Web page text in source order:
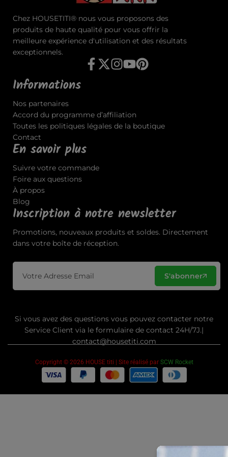
Chez HOUSETITI® nous vous proposons des
produits de haute qualité pour vous offrir la
meilleure expérience d'utilisation et des résultats
exceptionnels.
Informations
Nos partenaires
Accord du programme d’affiliation
Toutes les politiques légales de la boutique
Contact
En savoir plus
Suivre votre commande
Foire aux questions
À propos
Blog
Inscription à notre newsletter
Promotions, nouveaux produits et soldes. Directement
dans votre boîte de réception.
S'abonner
Si vous avez des questions vous pouvez contacter notre
Service Client via le formulaire de contact 24H/7J.|
contact@housetiti.com
Copyright © 2026 HOUSE titi | Site réalisé par SCW Rocket